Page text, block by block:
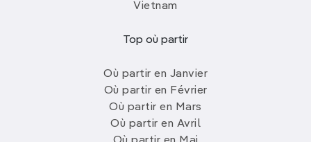
Vietnam
Top où partir
Où partir en Janvier
Où partir en Février
Où partir en Mars
Où partir en Avril